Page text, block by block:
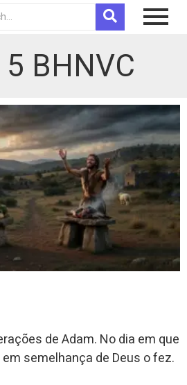
BHNVC
de Adam. No dia em que
semelhança de Deus o fez.